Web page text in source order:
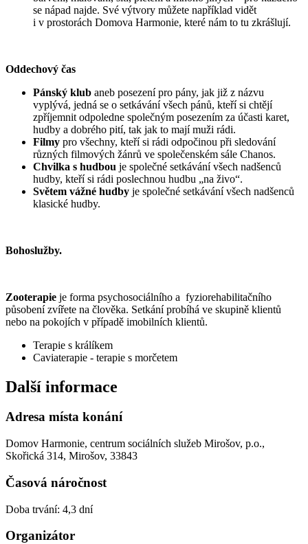
se nápad najde. Své výtvory můžete například vidět
i v prostorách Domova Harmonie, které nám to tu zkrášlují.
Oddechový čas
Pánský klub aneb posezení pro pány, jak již z názvu
vyplývá, jedná se o setkávání všech pánů, kteří si chtějí
zpříjemnit odpoledne společným posezením za účasti karet,
hudby a dobrého pití, tak jak to mají muži rádi.
Filmy pro všechny, kteří si rádi odpočinou při sledování
různých filmových žánrů ve společenském sále Chanos.
Chvilka s hudbou je společné setkávání všech nadšenců
hudby, kteří si rádi poslechnou hudbu „na živo“.
Světem vážné hudby je společné setkávání všech nadšenců
klasické hudby.
Bohoslužby.
Zooterapie je forma psychosociálního a fyziorehabilitačního
působení zvířete na člověka. Setkání probíhá ve skupině klientů
nebo na pokojích v případě imobilních klientů.
Terapie s králíkem
Caviaterapie - terapie s morčetem
Další informace
Adresa místa konání
Domov Harmonie, centrum sociálních služeb Mirošov, p.o.,
Skořická 314, Mirošov, 33843
Časová náročnost
Doba trvání: 4,3 dní
Organizátor